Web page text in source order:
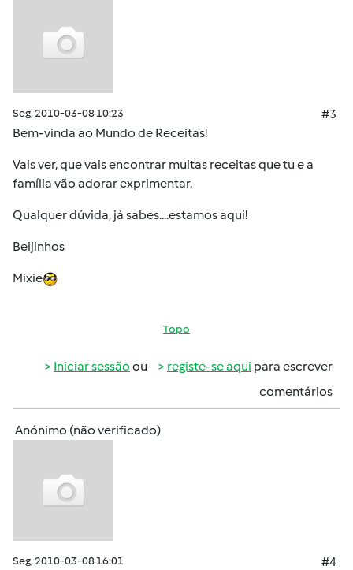
Seg, 2010-03-08 10:23
#3
Bem-vinda ao Mundo de Receitas!
Vais ver, que vais encontrar muitas receitas que tu e a
família vão adorar exprimentar.
Qualquer dúvida, já sabes....estamos aqui!
Beijinhos
Mixie
Topo
Iniciar sessão ou registe-se aqui para escrever
comentários
Anónimo (não verificado)
Seg, 2010-03-08 16:01
#4